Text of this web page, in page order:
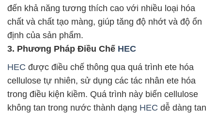
đến khả năng tương thích cao với nhiều loại hóa
chất và chất tạo màng, giúp tăng độ nhớt và độ ổn
định của sản phẩm.
3. Phương Pháp Điều Chế HEC
HEC được điều chế thông qua quá trình ete hóa
cellulose tự nhiên, sử dụng các tác nhân ete hóa
trong điều kiện kiềm. Quá trình này biến cellulose
không tan trong nước thành dạng HEC dễ dàng tan